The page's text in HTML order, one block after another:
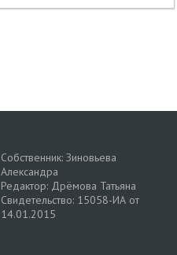
Собственник: Зиновьева
Александра
Редактор: Дрёмова Татьяна
Свидетельство: 15058-ИА от
14.01.2015